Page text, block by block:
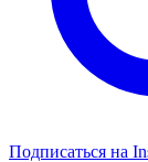
Подписаться на